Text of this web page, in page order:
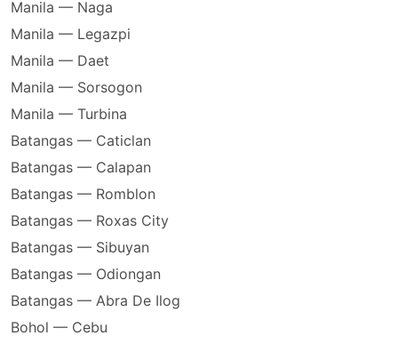
Manila — Naga
Manila — Legazpi
Manila — Daet
Manila — Sorsogon
Manila — Turbina
Batangas — Caticlan
Batangas — Calapan
Batangas — Romblon
Batangas — Roxas City
Batangas — Sibuyan
Batangas — Odiongan
Batangas — Abra De Ilog
Bohol — Cebu